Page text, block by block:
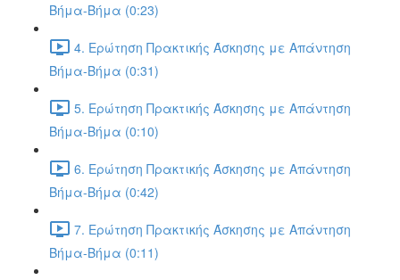
Βήμα-Βήμα (0:23)
4. Ερώτηση Πρακτικής Άσκησης με Απάντηση
Βήμα-Βήμα (0:31)
5. Ερώτηση Πρακτικής Άσκησης με Απάντηση
Βήμα-Βήμα (0:10)
6. Ερώτηση Πρακτικής Άσκησης με Απάντηση
Βήμα-Βήμα (0:42)
7. Ερώτηση Πρακτικής Άσκησης με Απάντηση
Βήμα-Βήμα (0:11)